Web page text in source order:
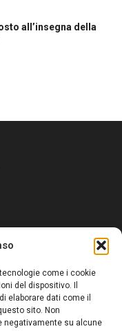
come i cookie
del dispositivo. Il
elaborare dati come il
sito. Non
negativamente su alcune
all’insegna della
“liberamente” i
occhio rivolto al